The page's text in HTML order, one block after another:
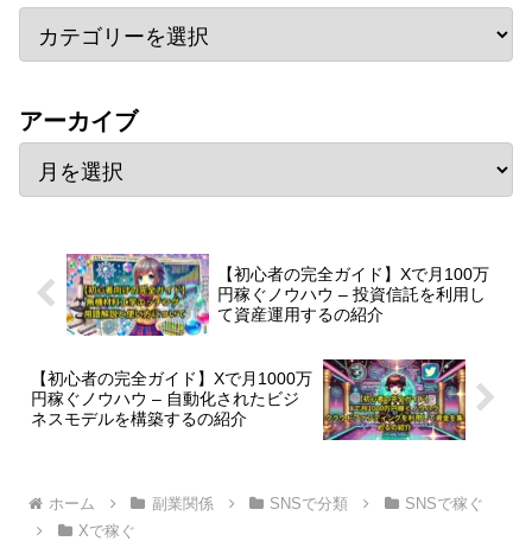
アーカイブ
【初心者の完全ガイド】Xで月100万
円稼ぐノウハウ – 投資信託を利用し
て資産運用するの紹介
【初心者の完全ガイド】Xで月1000万
円稼ぐノウハウ – 自動化されたビジ
ネスモデルを構築するの紹介
ホーム 副業関係 SNSで分類
SNSで稼ぐ
Xで稼ぐ